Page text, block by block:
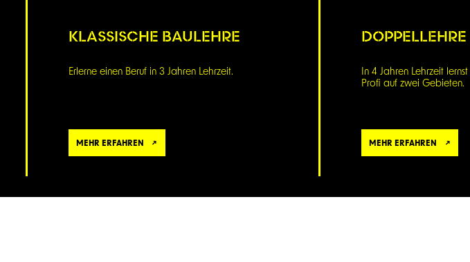
KLASSISCHE BAULEHRE
Erlerne einen Beruf in 3 Jahren Lehrzeit.
MEHR ERFAHREN
DOPPELLEHRE
In 4 Jahren Lehrzeit
Profi auf zwei Gebieten.
MEHR ERFAHREN